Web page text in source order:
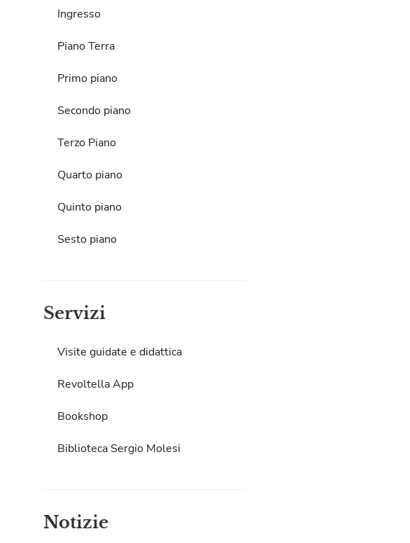
Ingresso
Piano Terra
Primo piano
Secondo piano
Terzo Piano
Quarto piano
Quinto piano
Sesto piano
Servizi
Visite guidate e didattica
Revoltella App
Bookshop
Biblioteca Sergio Molesi
Notizie